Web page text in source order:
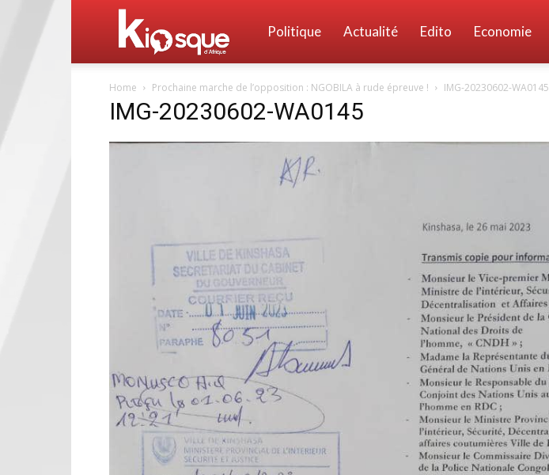
Kiosque
d'Afrique
Politique Actualité Edito Economie
Home Prochaine marche de l’opposition : NGOBILA à rude épreuve ! IMG-20230602-WA0145
IMG-20230602-WA0145